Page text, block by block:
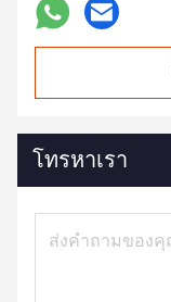
โทรหาเรา